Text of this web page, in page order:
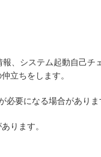
、システム起動自己
立ちをします。
要になる場合がありま
ります。